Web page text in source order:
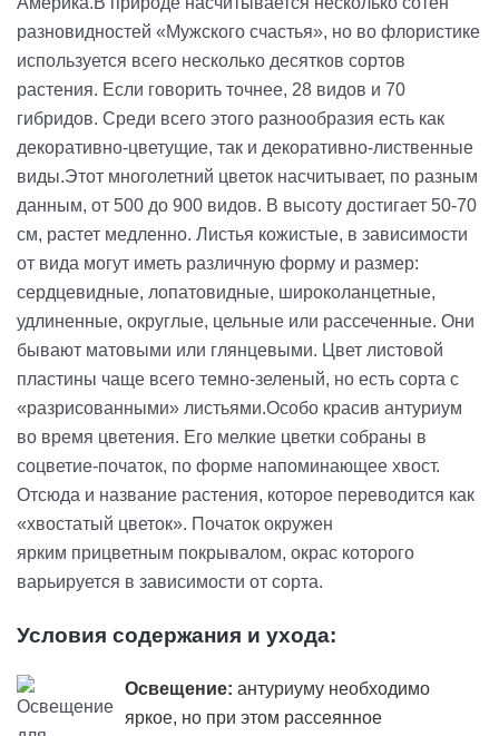
разновидностей «Мужского счастья», но во флористике
используется всего несколько десятков сортов
растения. Если говорить точнее, 28 видов и 70
гибридов. Среди всего этого разнообразия есть как
декоративно-цветущие, так и декоративно-лиственные
виды.Этот многолетний цветок насчитывает, по разным
данным, от 500 до 900 видов. В высоту достигает 50-70
см, растет медленно. Листья кожистые, в зависимости
от вида могут иметь различную форму и размер:
сердцевидные, лопатовидные, широколанцетные,
удлиненные, округлые, цельные или рассеченные. Они
бывают матовыми или глянцевыми. Цвет листовой
пластины чаще всего темно-зеленый, но есть сорта с
«разрисованными» листьями.Особо красив антуриум
во время цветения. Его мелкие цветки собраны в
соцветие-початок, по форме напоминающее хвост.
Отсюда и название растения, которое переводится как
«хвостатый цветок». Початок окружен
ярким прицветным покрывалом, окрас которого
варьируется в зависимости от сорта.
Условия содержания и ухода:
Освещение: антуриуму необходимо
яркое, но при этом рассеянное